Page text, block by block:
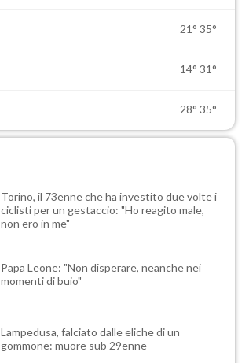
21° 35°
14° 31°
28° 35°
Torino, il 73enne che ha investito due volte i
ciclisti per un gestaccio: "Ho reagito male,
non ero in me"
Papa Leone: "Non disperare, neanche nei
momenti di buio"
Lampedusa, falciato dalle eliche di un
gommone: muore sub 29enne